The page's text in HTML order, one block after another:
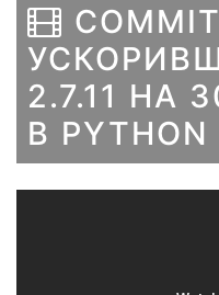
2.7.11 НА
В PYTHON